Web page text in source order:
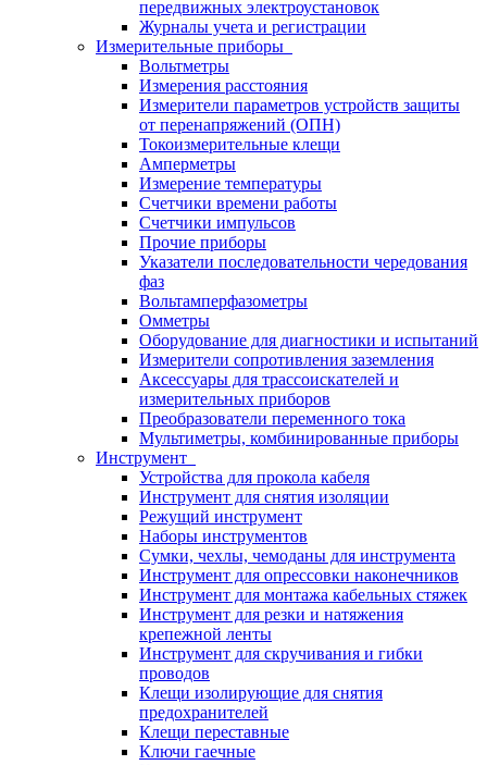
передвижных электроустановок
Журналы учета и регистрации
Измерительные приборы
Вольтметры
Измерения расстояния
Измерители параметров устройств защиты
от перенапряжений (ОПН)
Токоизмерительные клещи
Амперметры
Измерение температуры
Счетчики времени работы
Счетчики импульсов
Прочие приборы
Указатели последовательности чередования
фаз
Вольтамперфазометры
Омметры
Оборудование для диагностики и испытаний
Измерители сопротивления заземления
Аксессуары для трассоискателей и
измерительных приборов
Преобразователи переменного тока
Мультиметры, комбинированные приборы
Инструмент
Устройства для прокола кабеля
Инструмент для снятия изоляции
Режущий инструмент
Наборы инструментов
Сумки, чехлы, чемоданы для инструмента
Инструмент для опрессовки наконечников
Инструмент для монтажа кабельных стяжек
Инструмент для резки и натяжения
крепежной ленты
Инструмент для скручивания и гибки
проводов
Клещи изолирующие для снятия
предохранителей
Клещи переставные
Ключи гаечные